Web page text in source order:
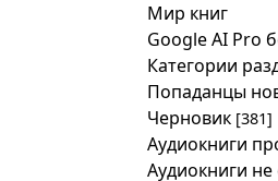
Мир книг
Google AI Pro
Категории
Попаданцы
Черновик [381]
Аудиокниги
Аудиокниги не